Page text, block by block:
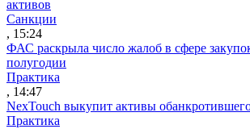
активов
Санкции
, 15:24
ФАС раскрыла число жалоб в сфере
полугодии
Практика
, 14:47
NexTouch выкупит активы
Практика